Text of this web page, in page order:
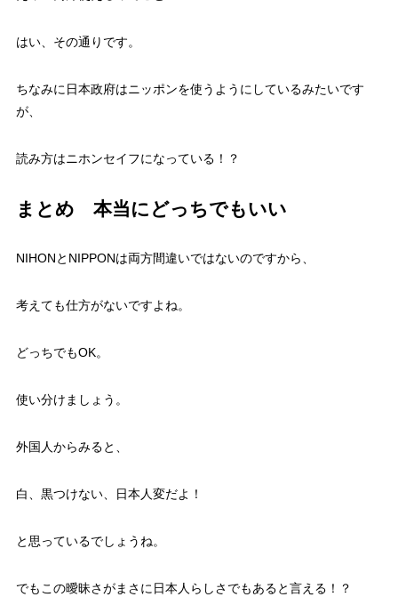
はい、その通りです。
ちなみに日本政府はニッポンを使うようにしているみたいです
が、
読み方はニホンセイフになっている！？
まとめ 本当にどっちでもいい
NIHONとNIPPONは両方間違いではないのですから、
考えても仕方がないですよね。
どっちでもOK。
使い分けましょう。
外国人からみると、
白、黒つけない、日本人変だよ！
と思っているでしょうね。
でもこの曖昧さがまさに日本人らしさでもあると言える！？